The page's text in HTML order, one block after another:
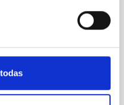
Vía Láctea y galaxias